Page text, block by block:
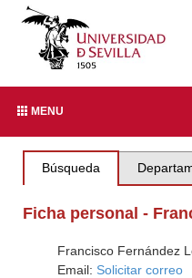
MENU
Búsqueda
Ficha personal -
Francisco Fernández
Email: Solicitar correo